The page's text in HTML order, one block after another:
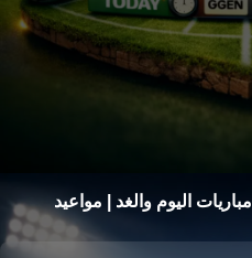
مباريات اليوم والغد | مواعيد